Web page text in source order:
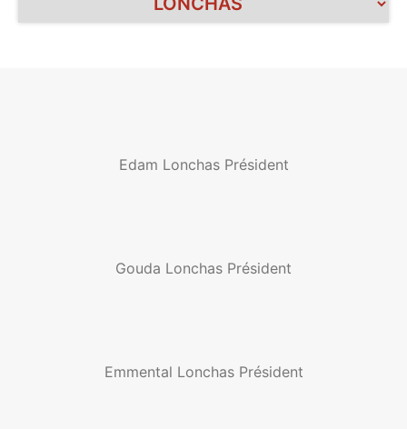
Edam Lonchas Président
Gouda Lonchas Président
Emmental Lonchas Président